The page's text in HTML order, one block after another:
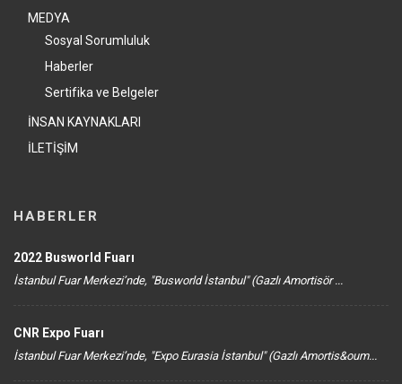
MEDYA
Sosyal Sorumluluk
Haberler
Sertifika ve Belgeler
İNSAN KAYNAKLARI
İLETİŞİM
HABERLER
2022 Busworld Fuarı
İstanbul Fuar Merkezi’nde, "Busworld İstanbul" (Gazlı Amortisör ...
CNR Expo Fuarı
İstanbul Fuar Merkezi’nde, "Expo Eurasia İstanbul" (Gazlı Amortis&oum...